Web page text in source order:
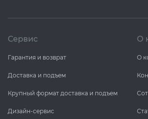
Сервис
Гарантия и возврат
Доставка и подъем
Крупный формат доставка и подъем
Дизайн-сервис
О
О